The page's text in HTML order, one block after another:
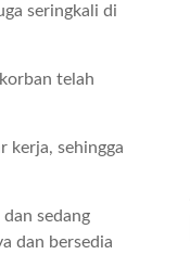
seringkali di
telah
kerja, sehingga
sedang
dan bersedia